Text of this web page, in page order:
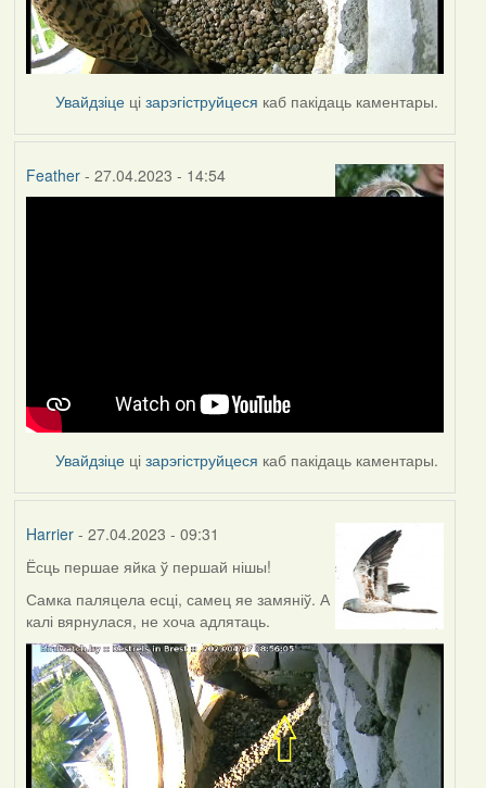
Увайдзіце цізарэгіструйцеся каб пакідаць каментары.
Feather- 27.04.2023 - 14:54
Увайдзіце цізарэгіструйцеся каб пакідаць каментары.
Harrier- 27.04.2023 - 09:31
Ёсць першае яйка ў першай нішы!
Самка паляцела есці, самец яе замяніў. А
калі вярнулася, не хоча адлятаць.